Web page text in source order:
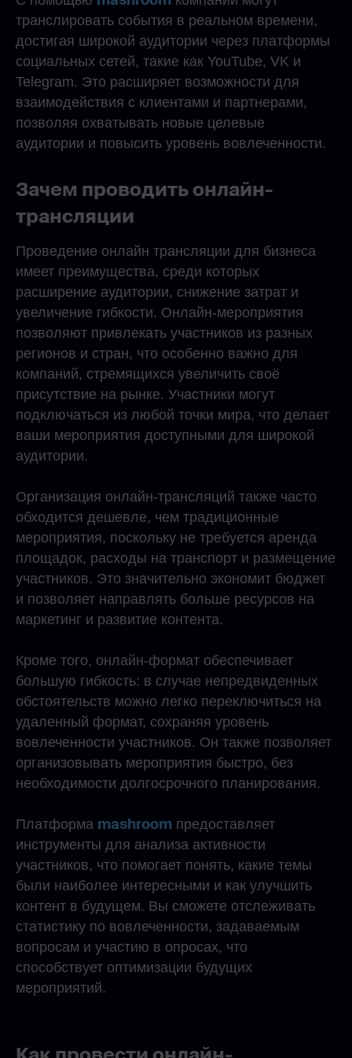
транслировать события в реальном времени,
достигая широкой аудитории через платформы
социальных сетей, такие как YouTube, VK и
Telegram. Это расширяет возможности для
взаимодействия с клиентами и партнерами,
позволяя охватывать новые целевые
аудитории и повысить уровень вовлеченности.
Зачем проводить онлайн-
трансляции
Проведение онлайн трансляции для бизнеса
имеет преимущества, среди которых
расширение аудитории, снижение затрат и
увеличение гибкости. Онлайн-мероприятия
позволяют привлекать участников из разных
регионов и стран, что особенно важно для
компаний, стремящихся увеличить своё
присутствие на рынке. Участники могут
подключаться из любой точки мира, что делает
ваши мероприятия доступными для широкой
аудитории.
Организация онлайн-трансляций также часто
обходится дешевле, чем традиционные
мероприятия, поскольку не требуется аренда
площадок, расходы на транспорт и размещение
участников. Это значительно экономит бюджет
и позволяет направлять больше ресурсов на
маркетинг и развитие контента.
Кроме того, онлайн-формат обеспечивает
большую гибкость: в случае непредвиденных
обстоятельств можно легко переключиться на
удаленный формат, сохраняя уровень
вовлеченности участников. Он также позволяет
организовывать мероприятия быстро, без
необходимости долгосрочного планирования.
Платформа mashroom предоставляет
инструменты для анализа активности
участников, что помогает понять, какие темы
были наиболее интересными и как улучшить
контент в будущем. Вы сможете отслеживать
статистику по вовлеченности, задаваемым
вопросам и участию в опросах, что
способствует оптимизации будущих
мероприятий.